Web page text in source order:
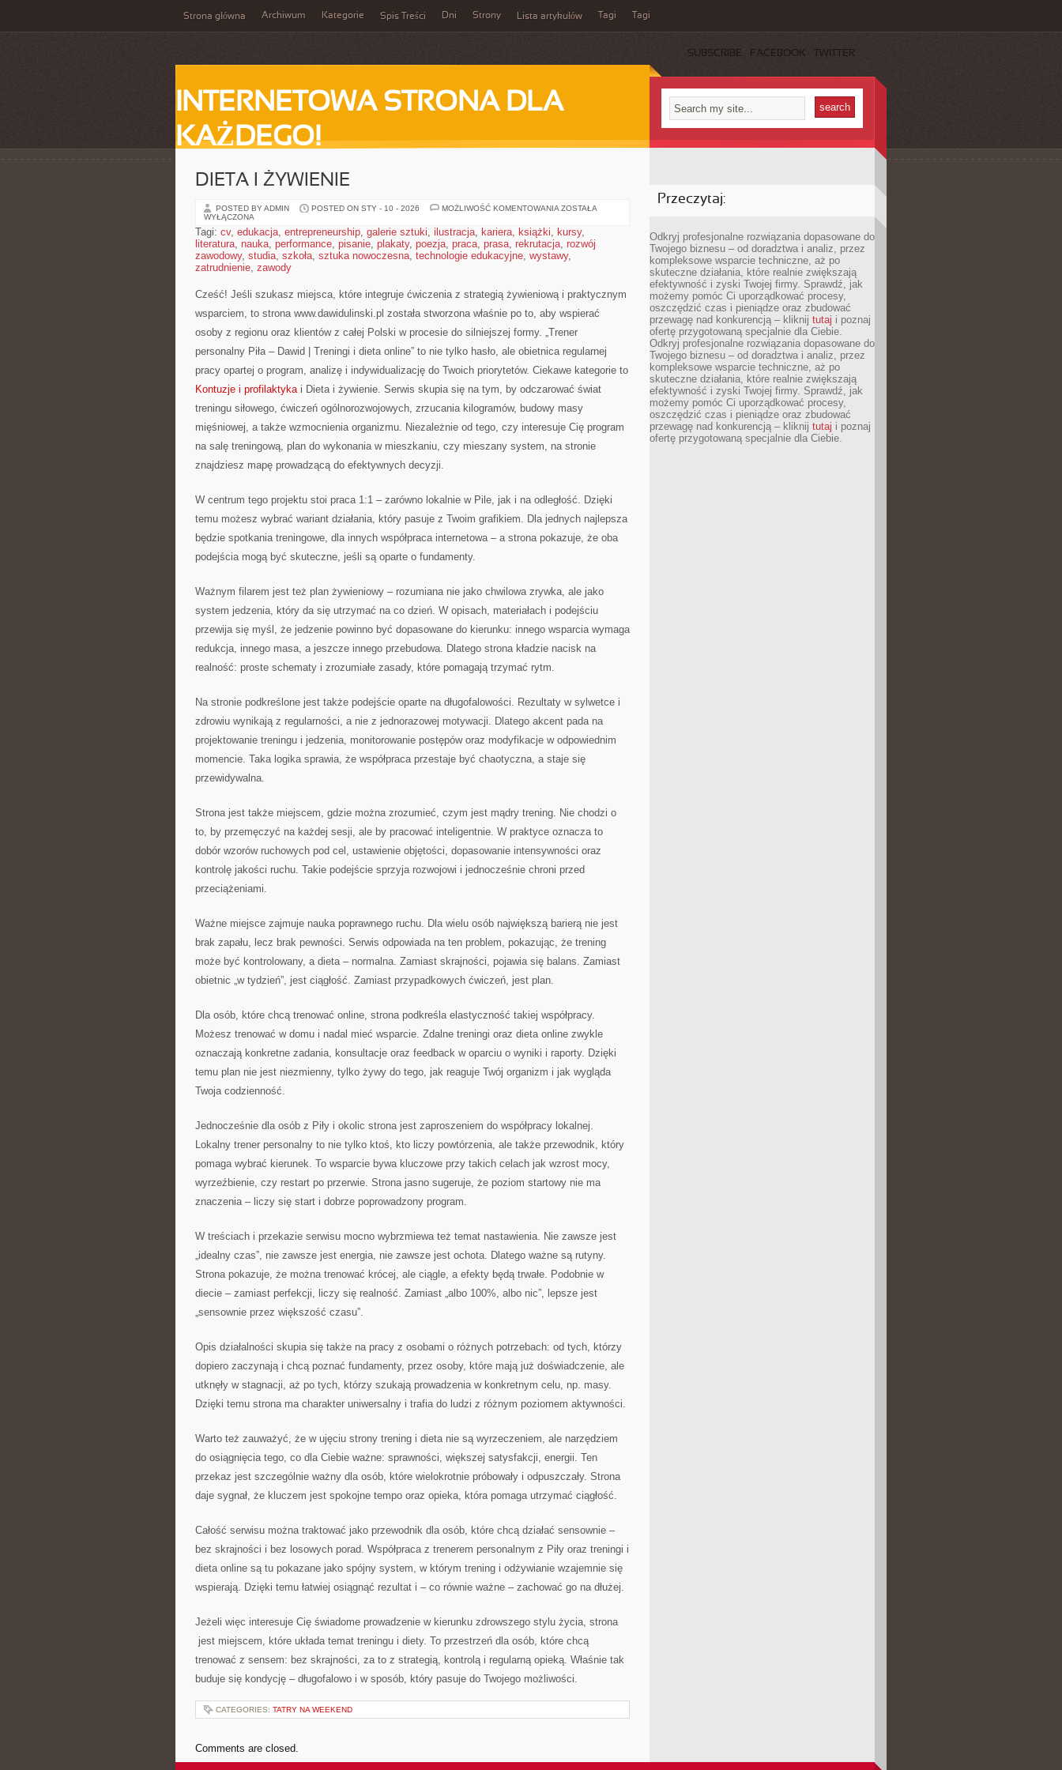
Strona główna Archiwum Kategorie Spis Treści Dni Strony Lista artykułów Tagi Tagi
SUBSCRIBE FACEBOOK TWITTER
INTERNETOWA STRONA DLA
KAŻDEGO!
DIETA I ŻYWIENIE
POSTED BY ADMIN POSTED ON STY - 10 - 2026 MOŻLIWOŚĆ KOMENTOWANIA DIETA
ZOSTAŁA
WYŁĄCZONA
Tagi: cv, edukacja, entrepreneurship, galerie sztuki, ilustracja, kariera, książki, kursy,
literatura, nauka, performance, pisanie, plakaty, poezja, praca, prasa, rekrutacja, rozwój
zawodowy, studia, szkoła, sztuka nowoczesna, technologie edukacyjne, wystawy,
zatrudnienie, zawody
Cześć! Jeśli szukasz miejsca, które integruje ćwiczenia z strategią żywieniową i praktycznym
wsparciem, to strona www.dawidulinski.pl została stworzona właśnie po to, aby wspierać
osoby z regionu oraz klientów z całej Polski w procesie do silniejszej formy. „Trener
personalny Piła – Dawid | Treningi i dieta online” to nie tylko hasło, ale obietnica regularnej
pracy opartej o program, analizę i indywidualizację do Twoich priorytetów. Ciekawe kategorie to
Kontuzje i profilaktykai Dieta i żywienie. Serwis skupia się na tym, by odczarować świat
treningu siłowego, ćwiczeń ogólnorozwojowych, zrzucania kilogramów, budowy masy
mięśniowej, a także wzmocnienia organizmu. Niezależnie od tego, czy interesuje Cię program
na salę treningową, plan do wykonania w mieszkaniu, czy mieszany system, na stronie
znajdziesz mapę prowadzącą do efektywnych decyzji.
W centrum tego projektu stoi praca 1:1 – zarówno lokalnie w Pile, jak i na odległość. Dzięki
temu możesz wybrać wariant działania, który pasuje z Twoim grafikiem. Dla jednych najlepsza
będzie spotkania treningowe, dla innych współpraca internetowa – a strona pokazuje, że oba
podejścia mogą być skuteczne, jeśli są oparte o fundamenty.
Ważnym filarem jest też plan żywieniowy – rozumiana nie jako chwilowa zrywka, ale jako
system jedzenia, który da się utrzymać na co dzień. W opisach, materiałach i podejściu
przewija się myśl, że jedzenie powinno być dopasowane do kierunku: innego wsparcia wymaga
redukcja, innego masa, a jeszcze innego przebudowa. Dlatego strona kładzie nacisk na
realność: proste schematy i zrozumiałe zasady, które pomagają trzymać rytm.
Na stronie podkreślone jest także podejście oparte na długofalowości. Rezultaty w sylwetce i
zdrowiu wynikają z regularności, a nie z jednorazowej motywacji. Dlatego akcent pada na
projektowanie treningu i jedzenia, monitorowanie postępów oraz modyfikacje w odpowiednim
momencie. Taka logika sprawia, że współpraca przestaje być chaotyczna, a staje się
przewidywalna.
Strona jest także miejscem, gdzie można zrozumieć, czym jest mądry trening. Nie chodzi o
to, by przemęczyć na każdej sesji, ale by pracować inteligentnie. W praktyce oznacza to
dobór wzorów ruchowych pod cel, ustawienie objętości, dopasowanie intensywności oraz
kontrolę jakości ruchu. Takie podejście sprzyja rozwojowi i jednocześnie chroni przed
przeciążeniami.
Ważne miejsce zajmuje nauka poprawnego ruchu. Dla wielu osób największą barierą nie jest
brak zapału, lecz brak pewności. Serwis odpowiada na ten problem, pokazując, że trening
może być kontrolowany, a dieta – normalna. Zamiast skrajności, pojawia się balans. Zamiast
obietnic „w tydzień”, jest ciągłość. Zamiast przypadkowych ćwiczeń, jest plan.
Dla osób, które chcą trenować online, strona podkreśla elastyczność takiej współpracy.
Możesz trenować w domu i nadal mieć wsparcie. Zdalne treningi oraz dieta online zwykle
oznaczają konkretne zadania, konsultacje oraz feedback w oparciu o wyniki i raporty. Dzięki
temu plan nie jest niezmienny, tylko żywy do tego, jak reaguje Twój organizm i jak wygląda
Twoja codzienność.
Jednocześnie dla osób z Piły i okolic strona jest zaproszeniem do współpracy lokalnej.
Lokalny trener personalny to nie tylko ktoś, kto liczy powtórzenia, ale także przewodnik, który
pomaga wybrać kierunek. To wsparcie bywa kluczowe przy takich celach jak wzrost mocy,
wyrzeźbienie, czy restart po przerwie. Strona jasno sugeruje, że poziom startowy nie ma
znaczenia – liczy się start i dobrze poprowadzony program.
W treściach i przekazie serwisu mocno wybrzmiewa też temat nastawienia. Nie zawsze jest
„idealny czas”, nie zawsze jest energia, nie zawsze jest ochota. Dlatego ważne są rutyny.
Strona pokazuje, że można trenować krócej, ale ciągle, a efekty będą trwałe. Podobnie w
diecie – zamiast perfekcji, liczy się realność. Zamiast „albo 100%, albo nic”, lepsze jest
„sensownie przez większość czasu”.
Opis działalności skupia się także na pracy z osobami o różnych potrzebach: od tych, którzy
dopiero zaczynają i chcą poznać fundamenty, przez osoby, które mają już doświadczenie, ale
utknęły w stagnacji, aż po tych, którzy szukają prowadzenia w konkretnym celu, np. masy.
Dzięki temu strona ma charakter uniwersalny i trafia do ludzi z różnym poziomem aktywności.
Warto też zauważyć, że w ujęciu strony trening i dieta nie są wyrzeczeniem, ale narzędziem
do osiągnięcia tego, co dla Ciebie ważne: sprawności, większej satysfakcji, energii. Ten
przekaz jest szczególnie ważny dla osób, które wielokrotnie próbowały i odpuszczały. Strona
daje sygnał, że kluczem jest spokojne tempo oraz opieka, która pomaga utrzymać ciągłość.
Całość serwisu można traktować jako przewodnik dla osób, które chcą działać sensownie –
bez skrajności i bez losowych porad. Współpraca z trenerem personalnym z Piły oraz treningi i
dieta online są tu pokazane jako spójny system, w którym trening i odżywianie wzajemnie się
wspierają. Dzięki temu łatwiej osiągnąć rezultat i – co równie ważne – zachować go na dłużej.
Jeżeli więc interesuje Cię świadome prowadzenie w kierunku zdrowszego stylu życia, strona
jest miejscem, które układa temat treningu i diety. To przestrzeń dla osób, które chcą
trenować z sensem: bez skrajności, za to z strategią, kontrolą i regularną opieką. Właśnie tak
buduje się kondycję – długofalowo i w sposób, który pasuje do Twojego możliwości.
CATEGORIES: TATRY NA WEEKEND
Comments are closed.
Przeczytaj:
Odkryj profesjonalne rozwiązania dopasowane do
Twojego biznesu – od doradztwa i analiz, przez
kompleksowe wsparcie techniczne, aż po
skuteczne działania, które realnie zwiększają
efektywność i zyski Twojej firmy. Sprawdź, jak
możemy pomóc Ci uporządkować procesy,
oszczędzić czas i pieniądze oraz zbudować
przewagę nad konkurencją – kliknij tutaj i poznaj
ofertę przygotowaną specjalnie dla Ciebie.
Odkryj profesjonalne rozwiązania dopasowane do
Twojego biznesu – od doradztwa i analiz, przez
kompleksowe wsparcie techniczne, aż po
skuteczne działania, które realnie zwiększają
efektywność i zyski Twojej firmy. Sprawdź, jak
możemy pomóc Ci uporządkować procesy,
oszczędzić czas i pieniądze oraz zbudować
przewagę nad konkurencją – kliknij tutaj i poznaj
ofertę przygotowaną specjalnie dla Ciebie.